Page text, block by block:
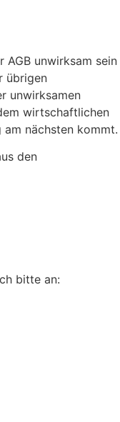
AGB unwirksam sein
übrigen
unwirksamen
wirtschaftlichen
nächsten kommt.
den
bitte an: